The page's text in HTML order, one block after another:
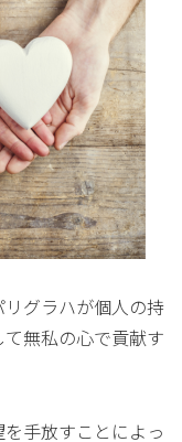
リグラハが個人の持
無私の心で貢献す
手放すことによっ